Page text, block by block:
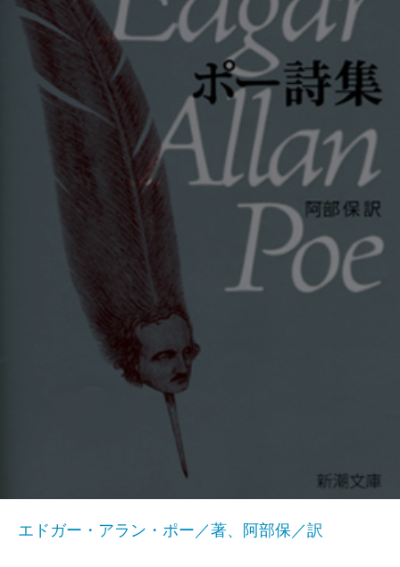
エドガー・アラン・ポー／著、阿部保／訳